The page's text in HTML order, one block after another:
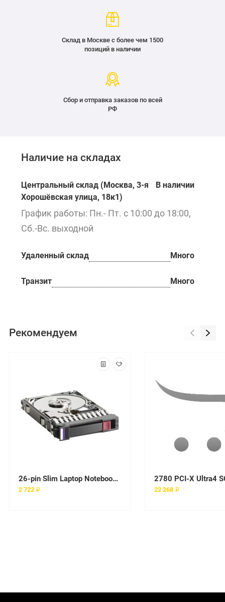
Склад в Москве с более чем 1500
позиций в наличии
Сбор и отправка заказов по всей
РФ
Наличие на складах
Центральный склад (Москва, 3-я
Хорошёвская улица, 18к1)
В наличии
График работы: Пн.- Пт. с 10:00 до 18:00,
Сб.-Вс. выходной
Удаленный склад Много
Транзит Много
Рекомендуем
26-pin Slim Laptop Notebook Floppy Disk Drive to 34-pin Adapter Connector
2 722 ₽ 22 268 ₽